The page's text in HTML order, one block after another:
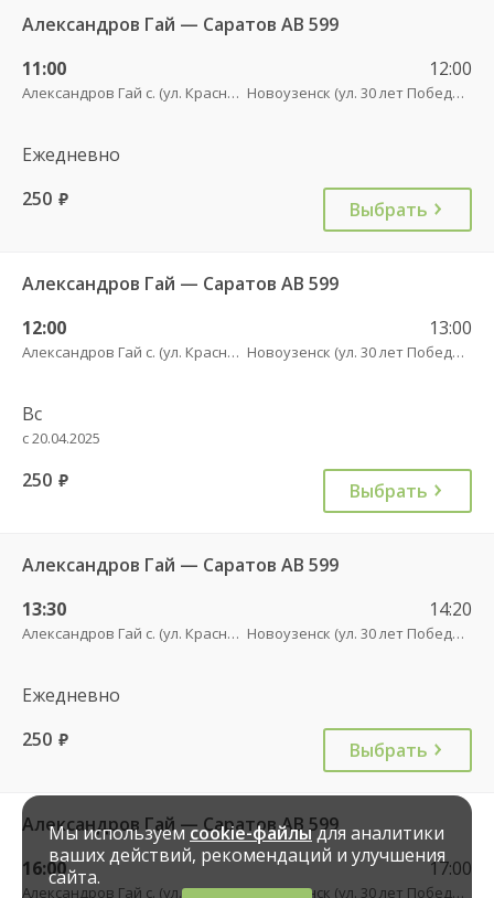
Александров Гай — Саратов АВ 599
11:00
Александров Гай с. (ул. Красного Бойца, 53)
12:00
Новоузенск (ул. 30 лет Победы, 9)
Ежедневно
250 руб. Выбрать
Александров Гай — Саратов АВ 599
12:00
Александров Гай с. (ул. Красного Бойца, 53)
13:00
Новоузенск (ул. 30 лет Победы, 9)
Вс
с 20.04.2025
250 руб. Выбрать
Александров Гай — Саратов АВ 599
13:30
Александров Гай с. (ул. Красного Бойца, 53)
14:20
Новоузенск (ул. 30 лет Победы, 9)
Ежедневно
250 руб. Выбрать
Александров Гай — Саратов АВ 599
16:00
Александров Гай с. (ул. Красного Бойца, 53)
17:00
Новоузенск (ул. 30 лет Победы, 9)
Мы используемcookie-файлыдля аналитики
ваших действий, рекомендаций и улучшения
сайта.